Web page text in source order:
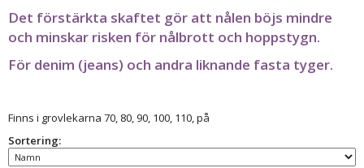
Det förstärkta skaftet gör att nålen böjs mindre
och minskar risken för nålbrott och hoppstygn.
För denim (jeans) och andra liknande fasta tyger.
Finns i grovlekarna 70, 80, 90, 100, 110, på
Sortering: